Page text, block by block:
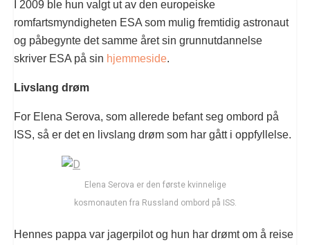
I 2009 ble hun valgt ut av den europeiske
romfartsmyndigheten ESA som mulig fremtidig astronaut
og påbegynte det samme året sin grunnutdannelse
skriver ESA på sin hjemmeside.
Livslang drøm
For Elena Serova, som allerede befant seg ombord på
ISS, så er det en livslang drøm som har gått i oppfyllelse.
Elena Serova er den første kvinnelige
kosmonauten fra Russland ombord på ISS.
Hennes pappa var jagerpilot og hun har drømt om å reise